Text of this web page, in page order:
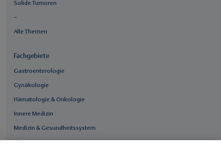
Solide Tumoren
–
Alle Themen
Fachgebiete
Gastroenterologie
Gynäkologie
Hämatologie & Onkologie
Innere Medizin
Medizin & Gesundheitssystem